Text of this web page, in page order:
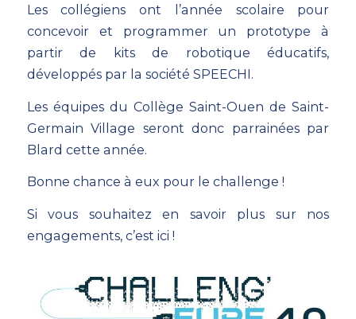
Les collégiens ont l’année scolaire pour
concevoir et programmer un prototype à
partir de kits de robotique éducatifs,
développés par la société SPEECHI.
Les équipes du Collège Saint-Ouen de Saint-
Germain Village seront donc parrainées par
Blard cette année.
Bonne chance à eux pour le challenge !
Si vous souhaitez en savoir plus sur nos
engagements,c’est ici !